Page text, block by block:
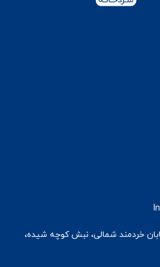
خردمند شمالی، نبش کوچه شیده،